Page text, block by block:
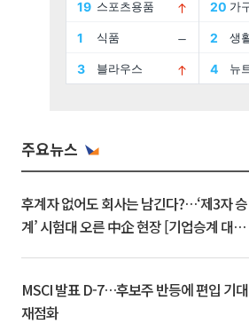
주요뉴스
후계자 없어도 회사는 남긴다?…‘제3자 승
계’ 시험대 오른 中企 현장 [기업승계 대전
MSCI 발표 D-7…후보주 반등에 편입 기대
재점화